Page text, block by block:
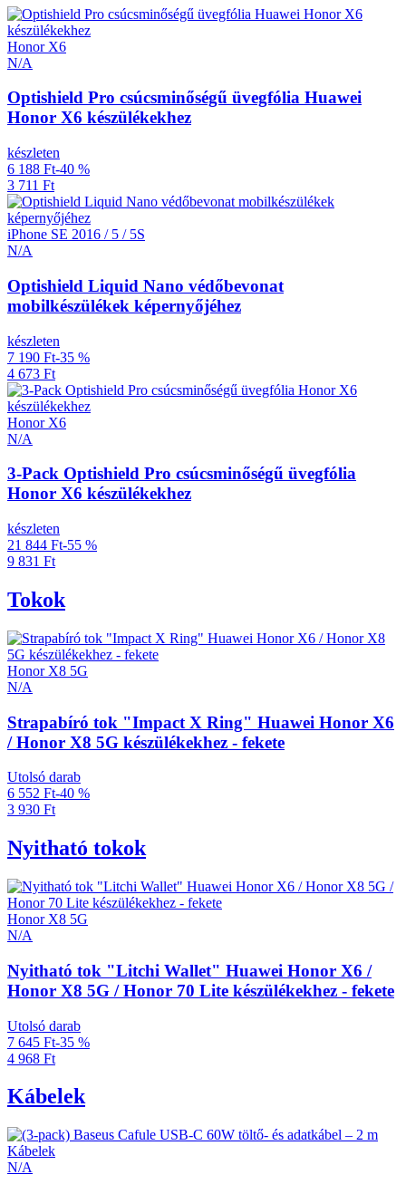
Honor X6
N/A
Optishield Pro csúcsminőségű üvegfólia Huawei
Honor X6 készülékekhez
készleten
6 188 Ft-40 %
3 711 Ft
iPhone SE 2016 / 5 / 5S
N/A
Optishield Liquid Nano védőbevonat
mobilkészülékek képernyőjéhez
készleten
7 190 Ft-35 %
4 673 Ft
Honor X6
N/A
3-Pack Optishield Pro csúcsminőségű üvegfólia
Honor X6 készülékekhez
készleten
21 844 Ft-55 %
9 831 Ft
Tokok
Honor X8 5G
N/A
Strapabíró tok "Impact X Ring" Huawei Honor X6
/ Honor X8 5G készülékekhez - fekete
Utolsó darab
6 552 Ft-40 %
3 930 Ft
Nyitható tokok
Honor X8 5G
N/A
Nyitható tok "Litchi Wallet" Huawei Honor X6 /
Honor X8 5G / Honor 70 Lite készülékekhez - fekete
Utolsó darab
7 645 Ft-35 %
4 968 Ft
Kábelek
Kábelek
N/A